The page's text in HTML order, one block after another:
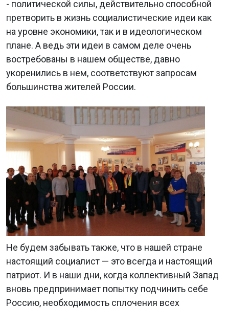
- политической силы, действительно способной
претворить в жизнь социалистические идеи как
на уровне экономики, так и в идеологическом
плане. А ведь эти идеи в самом деле очень
востребованы в нашем обществе, давно
укоренились в нем, соответствуют запросам
большинства жителей России.
Не будем забывать также, что в нашей стране
настоящий социалист — это всегда и настоящий
патриот. И в наши дни, когда коллективный Запад
вновь предпринимает попытку подчинить себе
Россию, необходимость сплочения всех